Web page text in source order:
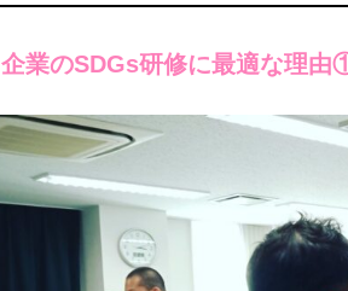
企業のSDGs研修に最適な理